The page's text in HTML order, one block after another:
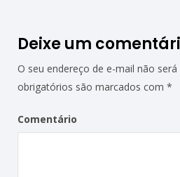
Deixe um
O seu endereço de e-mail não será
obrigatórios são marcados com *
Comentário